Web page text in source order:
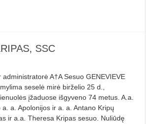
SSC
A†A Sesuo GENEVIEVE
seselė mirė birželio 25 d.,
įžaduose išgyveno 74 metus. A.a.
a. Apolonijos ir a. a. Antano Kripų
ir a.a. Theresa Kripas sesuo. Nuliūdę